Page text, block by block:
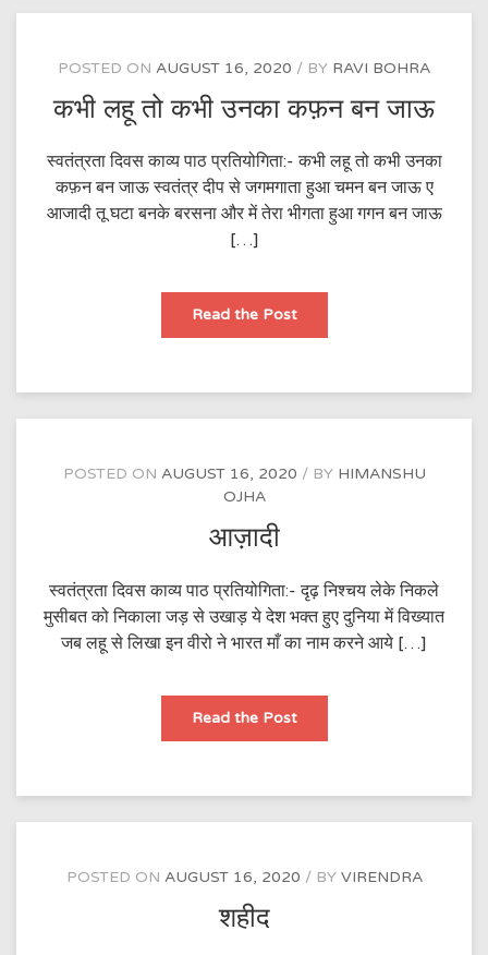
POSTED ON AUGUST 16, 2020 BY RAVI BOHRA
कभी लहू तो कभी उनका कफ़न बन जाऊ
स्वतंत्रता दिवस काव्य पाठ प्रतियोगिता:- कभी लहू तो कभी उनका
कफ़न बन जाऊ स्वतंत्र दीप से जगमगाता हुआ चमन बन जाऊ ए
आजादी तू घटा बनके बरसना और में तेरा भीगता हुआ गगन बन जाऊ
[…]
Read the Postकभी
तो
कफ़न
जाऊ
POSTED ON AUGUST 16, 2020 BY HIMANSHU
OJHA
आज़ादी
स्वतंत्रता दिवस काव्य पाठ प्रतियोगिता:- दृढ़ निश्चय लेके निकले
मुसीबत को निकाला जड़ से उखाड़ ये देश भक्त हुए दुनिया में विख्यात
जब लहू से लिखा इन वीरो ने भारत माँ का नाम करने आये […]
Read the Postआज़ादी
POSTED ON AUGUST 16, 2020 BY VIRENDRA
शहीद